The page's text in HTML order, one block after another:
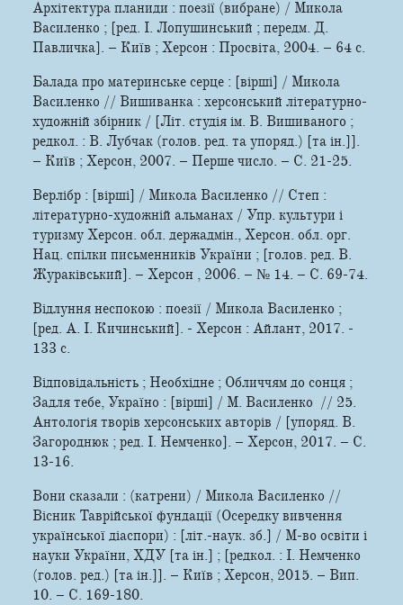
Архітектура планиди : поезії (вибране) / Микола
Василенко ; [ред. І. Лопушинський ; передм. Д.
Павличка]. – Київ ; Херсон : Просвіта, 2004. – 64 с.
Балада про материнське серце : [вірші] / Микола
Василенко // Вишиванка : херсонський літературно-
художній збірник / [Літ. студія ім. В. Вишиваного ;
редкол. : В. Лубчак (голов. ред. та упоряд.) [та ін.]].
– Київ ; Херсон, 2007. – Перше число. – С. 21-25.
Верлібр : [вірші] / Микола Василенко // Степ :
літературно-художній альманах / Упр. культури і
туризму Херсон. обл. держадмін., Херсон. обл. орг.
Нац. спілки письменників України ; [голов. ред. В.
Жураківський]. – Херсон , 2006. – № 14. – С. 69-74.
Відлуння неспокою : поезії / Микола Василенко ;
[ред. А. І. Кичинський]. - Херсон : Айлант, 2017. -
133 с.
Відповідальність ; Необхідне ; Обличчям до сонця ;
Задля тебе, Україно : [вірші] / М. Василенко // 25.
Антологія творів херсонських авторів / [упоряд. В.
Загороднюк ; ред. І. Немченко]. – Херсон, 2017. – С.
13-16.
Вони сказали : (катрени) / Микола Василенко //
Вісник Таврійської фундації (Осередку вивчення
української діаспори) : [літ.-наук. зб.] / М-во освіти і
науки України, ХДУ [та ін.] ; [редкол. : І. Немченко
(голов. ред.) [та ін.]]. – Київ ; Херсон, 2015. – Вип.
10. – С. 169-180.